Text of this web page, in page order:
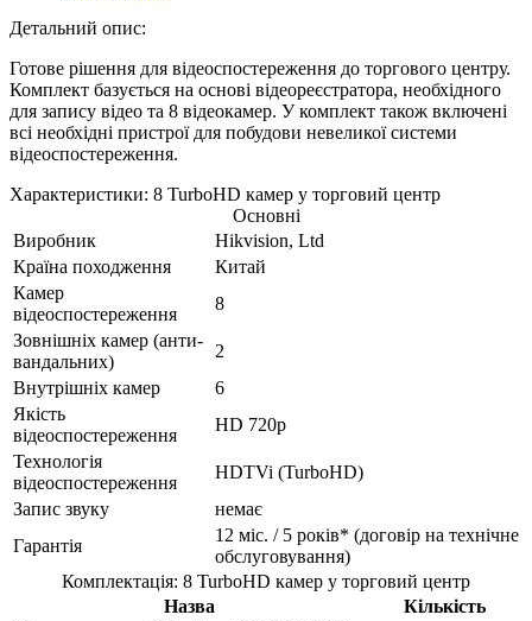
Детальний опис:
Готове рішення для відеоспостереження до торгового центру.
Комплект базується на основі відеореєстратора, необхідного
для запису відео та 8 відеокамер. У комплект також включені
всі необхідні пристрої для побудови невеликої системи
відеоспостереження.
Характеристики: 8 TurboHD камер у торговий центр
Основні
Виробник
Hikvision, Ltd
Країна походження
Китай
Камер
відеоспостереження
8
Зовнішніх камер (анти-
вандальних)
2
Внутрішніх камер
6
Якість
відеоспостереження
HD 720p
Технологія
відеоспостереження
HDTVi (TurboHD)
Запис звуку
немає
Гарантія
12 міс. / 5 років* (договір на технічне
обслуговування)
Комплектація: 8 TurboHD камер у торговий центр
Назва
Кількість